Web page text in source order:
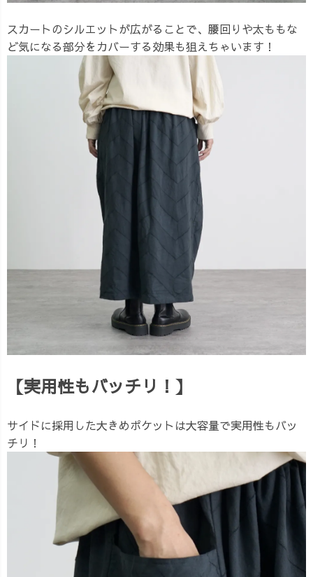
スカートのシルエットが広がることで、腰回りや太ももな
ど気になる部分をカバーする効果も狙えちゃいます！
【実用性もバッチリ！】
サイドに採用した大きめポケットは大容量で実用性もバッ
チリ！